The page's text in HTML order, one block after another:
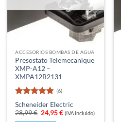
ACCESORIOS BOMBAS DE AGUA
Presostato Telemecanique
XMP-A12 –
XMPA12B2131
Valorado
con4.83
de 5
(6)
Scheneider Electric
28,99€ El
precio
24,95€El
precio
(IVA incluido)